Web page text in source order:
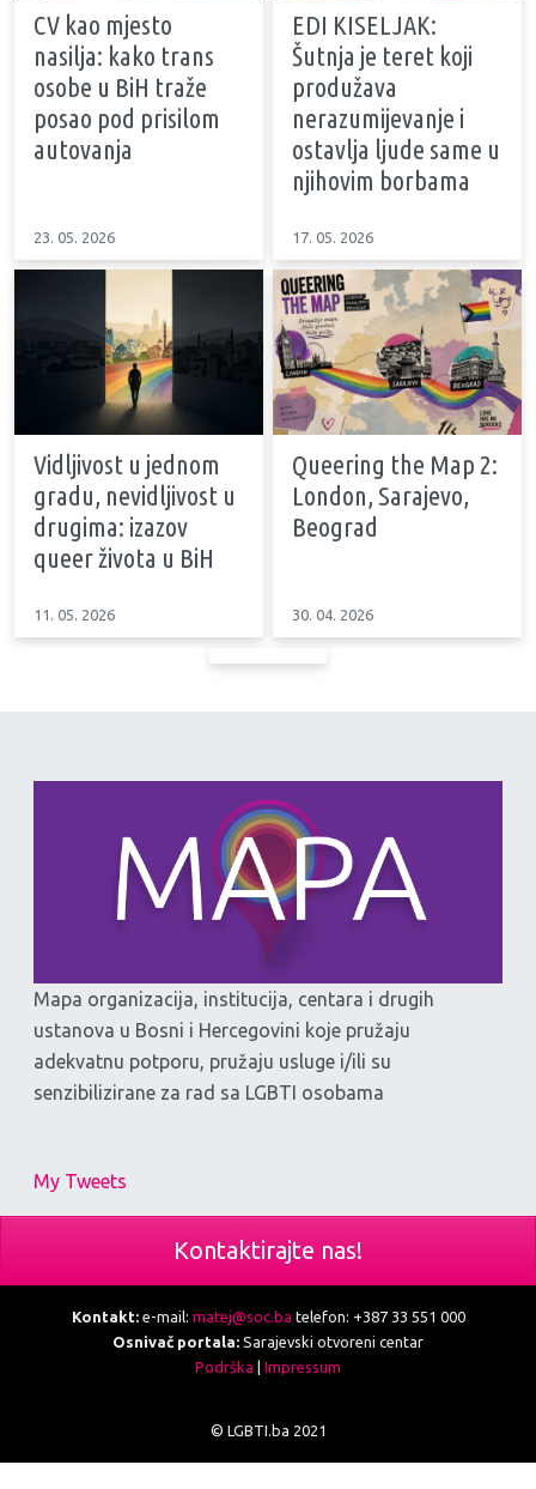
CV kao mjesto
nasilja: kako trans
osobe u BiH traže
posao pod prisilom
autovanja
23. 05. 2026
EDI KISELJAK:
Šutnja je teret koji
produžava
nerazumijevanje i
ostavlja ljude same u
njihovim borbama
17. 05. 2026
Vidljivost u jednom
gradu, nevidljivost u
drugima: izazov
queer života u BiH
11. 05. 2026
Queering the Map 2:
London, Sarajevo,
Beograd
30. 04. 2026
Mapa organizacija, institucija, centara i drugih
ustanova u Bosni i Hercegovini koje pružaju
adekvatnu potporu, pružaju usluge i/ili su
senzibilizirane za rad sa LGBTI osobama
My Tweets
Kontaktirajte nas!
Kontakt:e-mail: matej@soc.ba telefon: +387 33 551 000
Osnivač portala: Sarajevski otvoreni centar
Podrška
Impressum
© LGBTI.ba 2021